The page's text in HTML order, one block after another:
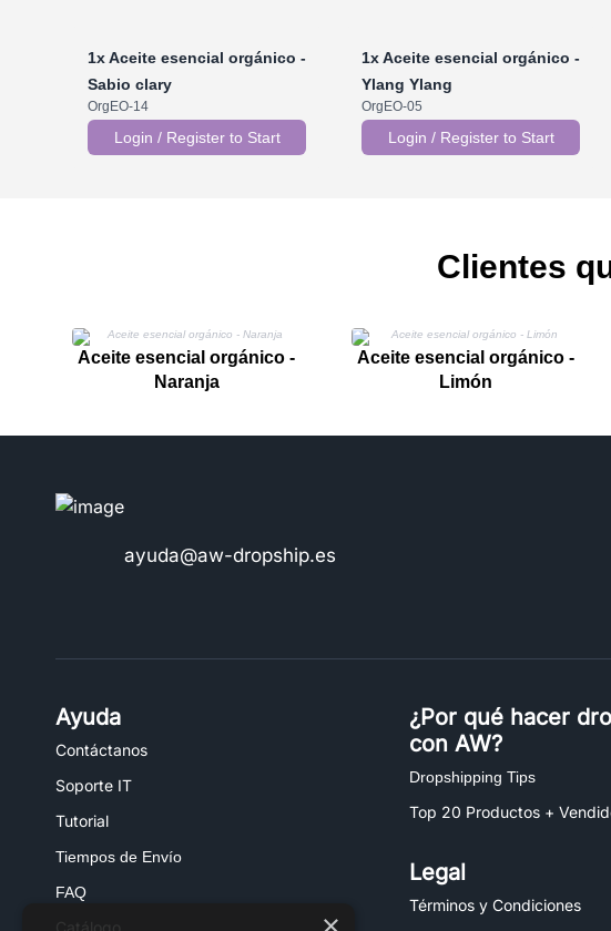
1xAceite esencial orgánico -
Sabio clary
OrgEO-14
Login / Register to Start
1xAceite esencial orgánico -
Ylang Ylang
OrgEO-05
Login / Register to Start
Clientes
Aceite esencial orgánico -
Naranja
Aceite esencial orgánico -
Limón
ayuda@aw-dropship.es
Ayuda
Contáctanos
Soporte IT
Tutorial
Tiempos de Envío
FAQ
¿Por qué hacer
con AW?
Dropshipping Tips
Top 20 Productos +
Legal
Términos y Condiciones